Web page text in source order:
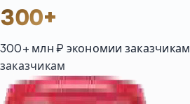
300+
300+ млн ₽ экономии заказчикам
заказчикам